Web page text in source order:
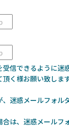
信できるように迷
く様お願い致します
迷惑メールフォル
は、迷惑メールフ